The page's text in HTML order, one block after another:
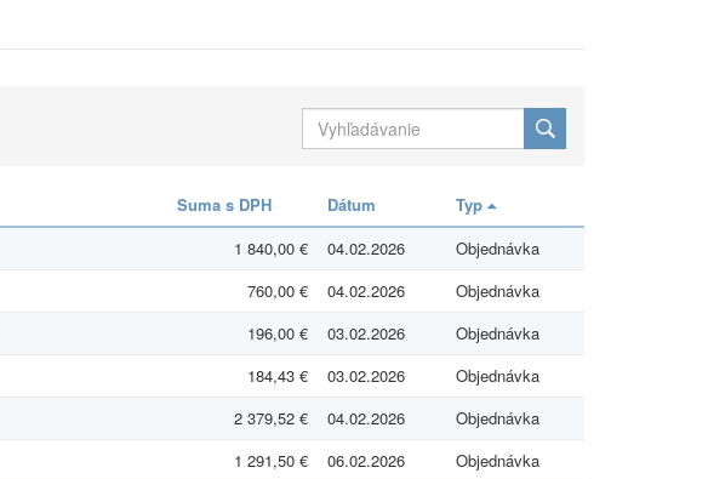
Suma s DPH Dátum
Typ
1 840,00 € 04.02.2026
Objednávka
760,00 € 04.02.2026
Objednávka
196,00 € 03.02.2026
Objednávka
184,43 € 03.02.2026
Objednávka
2 379,52 € 04.02.2026
Objednávka
1 291,50 € 06.02.2026
Objednávka